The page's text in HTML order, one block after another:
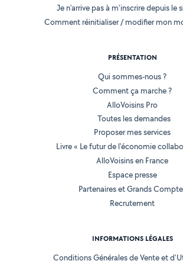
Je n'arrive pas à m'inscrire depuis le
Comment réinitialiser / modifier mon
PRÉSENTATION
Qui sommes-nous ?
Comment ça marche ?
AlloVoisins Pro
Toutes les demandes
Proposer mes services
Livre « Le futur de l'économie
AlloVoisins en France
Espace presse
Partenaires et Grands
Recrutement
INFORMATIONS LÉGALES
Conditions Générales de Vente et